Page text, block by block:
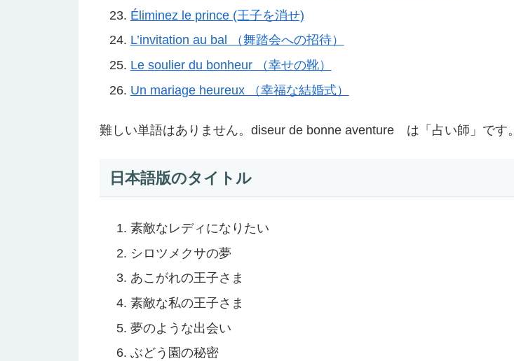
Éliminez le prince (王子を消せ)
L’invitation au bal （舞踏会への招待）
Le soulier du bonheur （幸せの靴）
Un mariage heureux （幸福な結婚式）
難しい単語はありません。diseur de bonne aventure は「占い師」です。
日本語版のタイトル
素敵なレディになりたい
シロツメクサの夢
あこがれの王子さま
素敵な私の王子さま
夢のような出会い
ぶどう園の秘密